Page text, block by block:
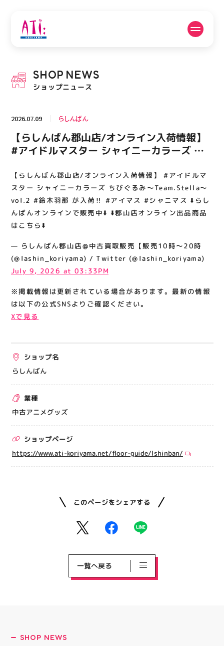
PICK UP NEWS
ピックアップニュース
フロアガイド 営業時間
ACCESS
アクセス・駐車場
RECRUIT
スタッフ募集
関連情報
お知らせ
お問い合わせ
サイトポリシー
運営会社
出店をご検討の方へ
催事出店募集
アティビジョンについて
SHOP NEWS
ショップニュース
2026.07.09 らしんばん
【らしんばん郡山店/オンライン入荷情報】
#アイドルマスター シャイニーカラーズ ち
が入荷‼️ #アイマス #シャニマス ⬇️らしんば
んオンラインで販売中⬇️ ⬇️郡山店オンライン
出品商品はこちら⬇️
【らしんばん郡山店/オンライン入荷情報】 #アイドルマ
スター シャイニーカラーズ ちびぐるみ～Team.Stella～
vol.2 #鈴木羽那 が入荷‼️ #アイマス #シャニマス ⬇️らし
んばんオンラインで販売中⬇️ ⬇️郡山店オンライン出品商品
はこちら⬇️
— らしんばん郡山店@中古買取販売【販売10時～20時
(@lashin_koriyama) / Twitter (@lashin_koriyama)
July 9, 2026 at 03:33PM
※掲載情報は更新されている場合があります。最新の情報
は以下の公式SNSよりご確認ください。
Xで見る
ショップ名
らしんばん
業種
中古アニメグッズ
ショップページ
https://www.ati-koriyama.net/floor-guide/lshinban/
このページをシェアする
一覧へ戻る
SHOP NEWS